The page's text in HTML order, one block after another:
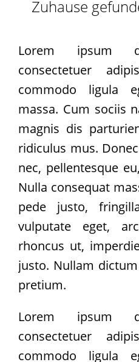
Schönheit
Helfen
Spenden
Danke
Pate
werden
Pate
gesucht
Pate
gefunden
Happy
End
ab
Zuhause
Lorem ipsum
consectetuer
commodo ligula
massa. Cum sociis
magnis dis
ridiculus mus.
nec, pellentesque
Nulla consequat
pede justo,
vulputate eget,
rhoncus ut,
justo. Nullam
pretium.
Lorem ipsum
consectetuer
commodo ligula